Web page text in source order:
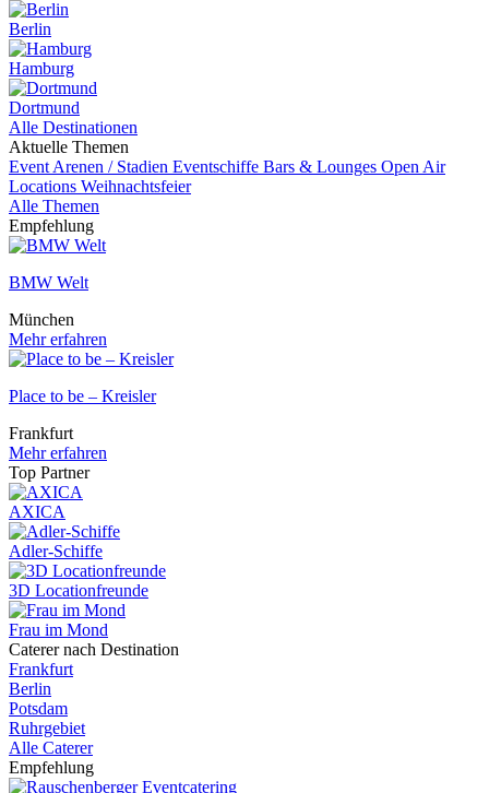
Berlin
Hamburg
Dortmund
Alle Destinationen
Aktuelle Themen
Event Arenen / Stadien Eventschiffe Bars & Lounges Open Air
Locations Weihnachtsfeier
Alle Themen
Empfehlung
BMW Welt
München
Mehr erfahren
Place to be – Kreisler
Frankfurt
Mehr erfahren
Top Partner
AXICA
Adler-Schiffe
3D Locationfreunde
Frau im Mond
Caterer nach Destination
Frankfurt
Berlin
Potsdam
Ruhrgebiet
Alle Caterer
Empfehlung